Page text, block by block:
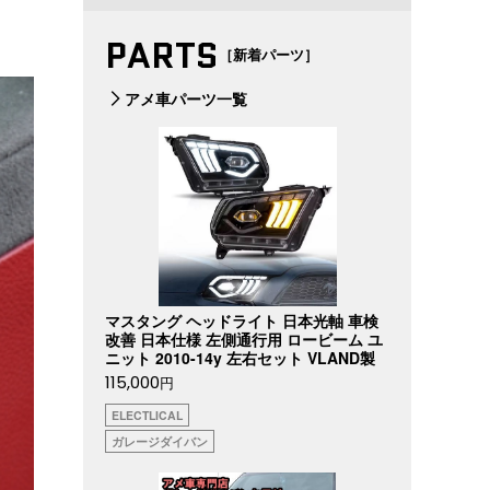
PARTS ［新着パーツ］
アメ車パーツ一覧
マスタング ヘッドライト 日本光軸 車検
改善 日本仕様 左側通行用 ロービーム ユ
ニット 2010-14y 左右セット VLAND製
115,000円
ELECTLICAL
ガレージダイバン